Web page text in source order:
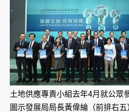
土地供應專責小組去年4月就公眾
圖示發展局局長黃偉綸（前排右